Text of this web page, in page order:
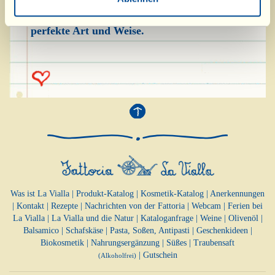
diejenigen, die ihn mögen, das Gericht auf
perfekte Art und Weise.
Was ist La Vialla | Produkt-Katalog | Kosmetik-Katalog | Anerkennungen
| Kontakt | Rezepte | Nachrichten von der Fattoria | Webcam | Ferien bei
La Vialla| La Vialla und die Natur| Kataloganfrage| Weine| Olivenöl |
Balsamico| Schafskäse| Pasta, Soßen, Antipasti | Geschenkideen |
Biokosmetik | Nahrungsergänzung | Süßes | Traubensaft
(Alkoholfrei)| Gutschein